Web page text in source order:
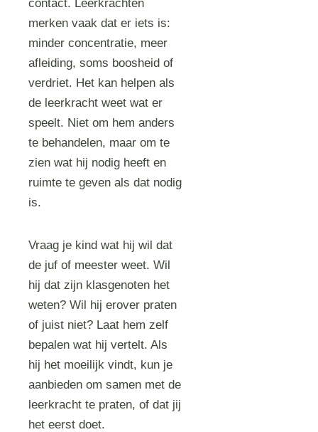
contact. Leerkrachten
merken vaak dat er iets is:
minder concentratie, meer
afleiding, soms boosheid of
verdriet. Het kan helpen als
de leerkracht weet wat er
speelt. Niet om hem anders
te behandelen, maar om te
zien wat hij nodig heeft en
ruimte te geven als dat nodig
is.
Vraag je kind wat hij wil dat
de juf of meester weet. Wil
hij dat zijn klasgenoten het
weten? Wil hij erover praten
of juist niet? Laat hem zelf
bepalen wat hij vertelt. Als
hij het moeilijk vindt, kun je
aanbieden om samen met de
leerkracht te praten, of dat jij
het eerst doet.